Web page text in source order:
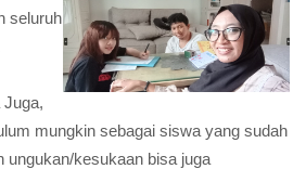
seluruh
mungkin sebagai siswa yang sudah
ungukan/kesukaan bisa juga